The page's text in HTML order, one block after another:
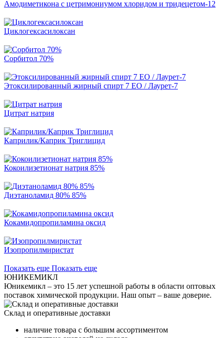
Амодиметикона с цетримониумом хлоридом и тридецетом-12
Циклогексасилоксан
Сорбитол 70%
Этоксилированный жирный спирт 7 EO / Лаурет-7
Цитрат натрия
Каприлик/Каприк Триглицид
Кокоилизетионат натрия 85%
Диэтаноламид 80% 85%
Кокамидопропиламина оксид
Изопропилмиристат
Показать еще Показать еще
ЮНИКЕМИКЛ
Юникемикл – это 15 лет успешной работы в области оптовых
поставок химической продукции. Наш опыт – ваше доверие.
Склад и оперативные доставки
наличие товара с большим ассортиментом